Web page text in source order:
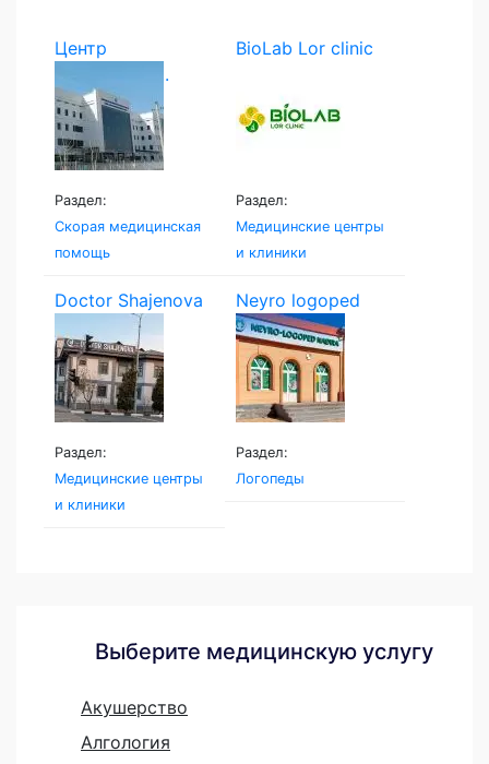
Центр
экстренной...
Раздел:
Скорая медицинская
помощь
BioLab Lor clinic
Раздел:
Медицинские центры
и клиники
Doctor Shajenova
Раздел:
Медицинские центры
и клиники
Neyro logoped
Раздел:
Логопеды
Выберите медицинскую услугу
Акушерство
Алгология